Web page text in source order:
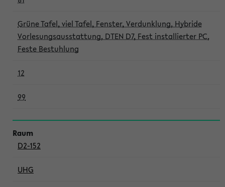
Grüne Tafel, viel Tafel, Fenster, Verdunklung, Hybride
Vorlesungsausstattung, DTEN D7, Fest installierter PC,
Feste Bestuhlung
12
99
D2-152
UHG